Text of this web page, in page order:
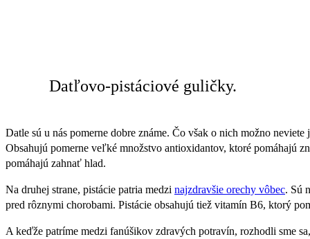
Datľovo-pistáciové guličky.
Datle sú u nás pomerne dobre známe. Čo však o nich možno
Obsahujú pomerne veľké množstvo antioxidantov, ktoré pomáhajú
pomáhajú zahnať hlad.
Na druhej strane, pistácie patria medzi najzdravšie orechy vôbec. Sú
pred rôznymi chorobami. Pistácie obsahujú tiež vitamín B6, ktorý
A keďže patríme medzi fanúšikov zdravých potravín, rozhodli sme